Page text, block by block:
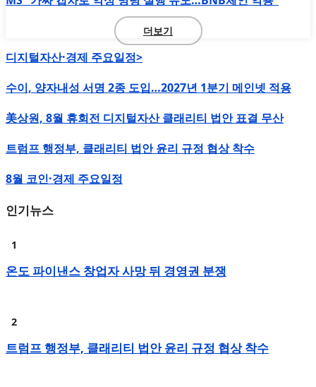
더보기
디지털자산·경제 주요일정>
수이, 양자내성 서명 2종 도입…2027년 1분기 메인넷 적용
美상원, 8월 휴회전 디지털자산 클래리티 법안 표결 무산
트럼프 행정부, 클래리티 법안 윤리 규정 협상 착수
8월 코인·경제 주요일정
인기뉴스
온도 파이낸스 창업자 사망 뒤 경영권 분쟁
트럼프 행정부, 클래리티 법안 윤리 규정 협상 착수